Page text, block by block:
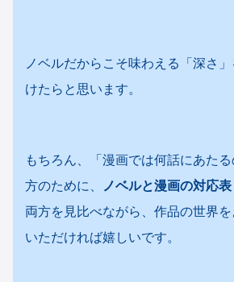
ノベルだからこそ味わえる「深さ
けたらと思います。
もちろん、「漫画では何話にあた
方のために、
ノベルと漫画の対応表
両方を見比べながら、作品の世界
いただければ嬉しいです。